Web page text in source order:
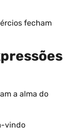
fecham
a alma do
vindo